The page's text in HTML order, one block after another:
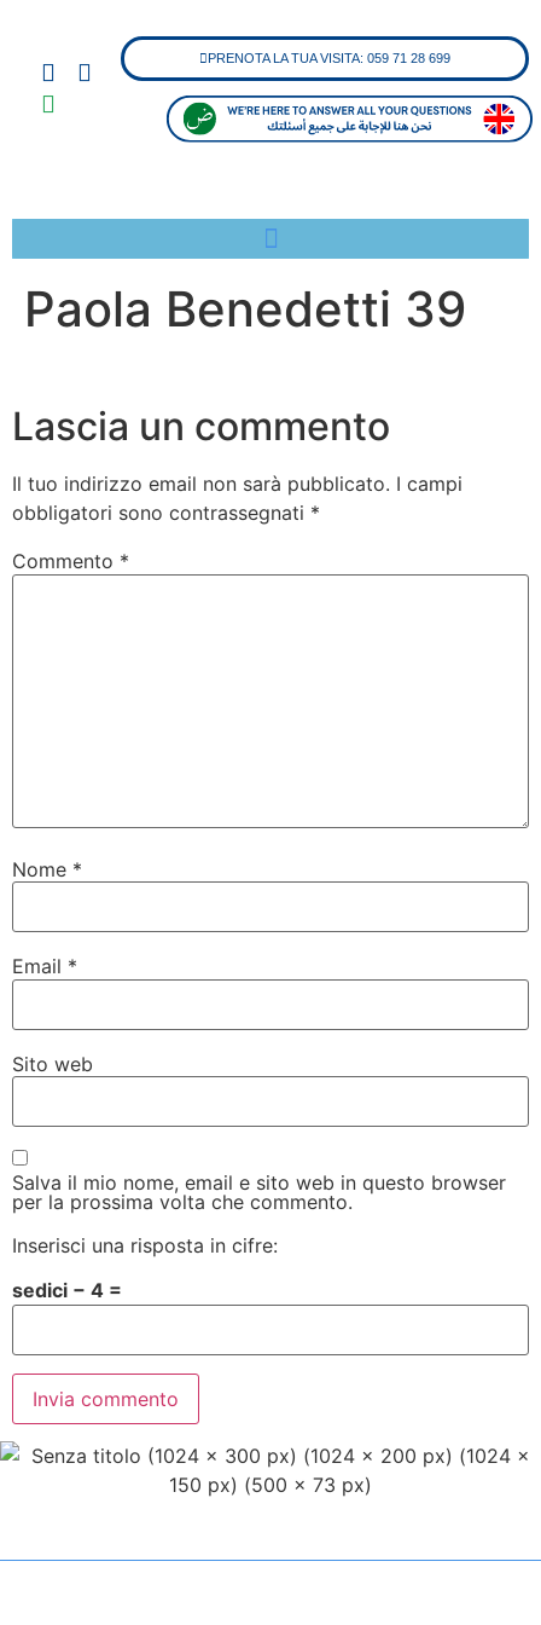
PRENOTA LA TUA VISITA: 059 71 28 699
Paola Benedetti 39
Lascia un commento
Il tuo indirizzo email non sarà pubblicato. I campi
obbligatori sono contrassegnati *
Commento *
Nome *
Email *
Sito web
Salva il mio nome, email e sito web in questo browser
per la prossima volta che commento.
Inserisci una risposta in cifre:
sedici − 4 =